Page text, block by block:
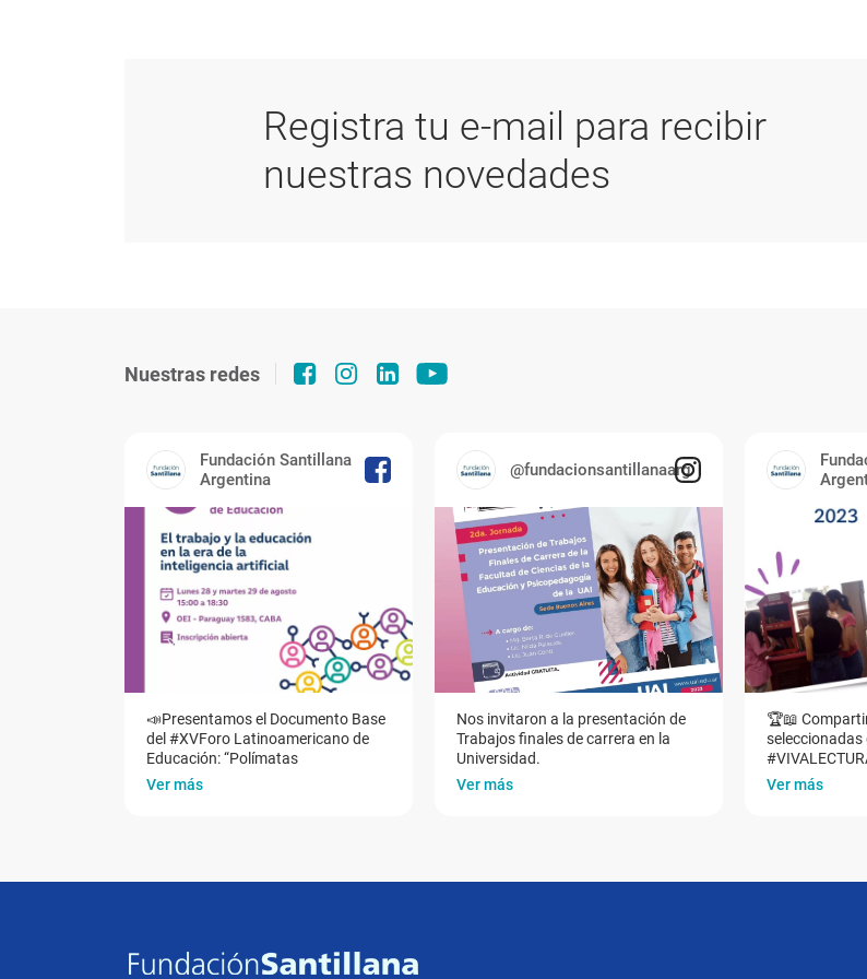
Registra tu e-mail para recibir
nuestras novedades
Nuestras redes
Fundación Santillana
Argentina
📣Presentamos el Documento Base
del #XVForo Latinoamericano de
Educación: “Polímatas
Ver más
@fundacionsantillanaarg
Nos invitaron a la presentación de
Trabajos finales de carrera en la
Universidad.
Ver más
🏆📖
seleccionadas
Ver más